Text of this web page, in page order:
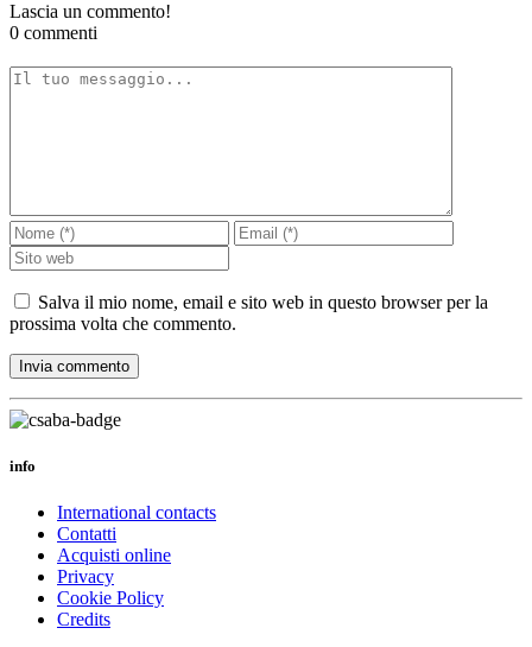
Lascia un commento!
0 commenti
Salva il mio nome, email e sito web in questo browser per la
prossima volta che commento.
info
International contacts
Contatti
Acquisti online
Privacy
Cookie Policy
Credits